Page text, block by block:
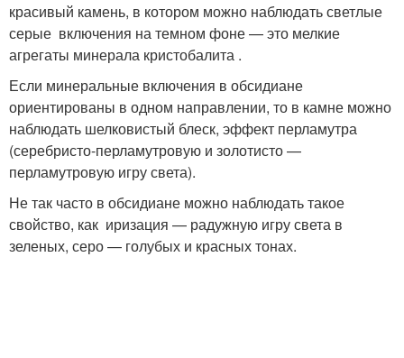
красивый камень, в котором можно наблюдать светлые
серые включения на темном фоне — это мелкие
агрегаты минерала кристобалита .
Если минеральные включения в обсидиане
ориентированы в одном направлении, то в камне можно
наблюдать шелковистый блеск, эффект перламутра
(серебристо-перламутровую и золотисто —
перламутровую игру света).
Не так часто в обсидиане можно наблюдать такое
свойство, как иризация — радужную игру света в
зеленых, серо — голубых и красных тонах.